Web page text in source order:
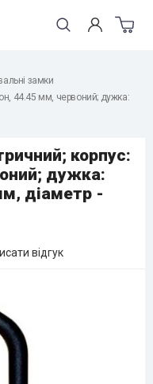
замки
44.45 мм, червоний; дужка:
корпус:
дужка:
діаметр -
відгук